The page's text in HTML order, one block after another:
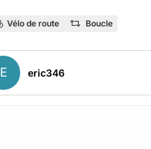
Vélo de route Boucle
E eric346